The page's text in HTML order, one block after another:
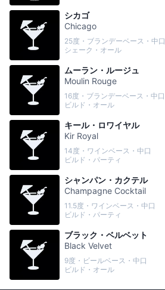
シカゴ
Chicago
25度・ブランデーベース・中口
シェーク・オール
ムーラン・ルージュ
Moulin Rouge
16度・ブランデーベース・中口
ビルド・オール
キール・ロワイヤル
Kir Royal
14度・ワインベース・中口
ビルド・パーティ
シャンパン・カクテル
Champagne Cocktail
11.5度・ワインベース・中口
ビルド・パーティ
ブラック・ベルベット
Black Velvet
9度・ビールベース・中口
ビルド・オール